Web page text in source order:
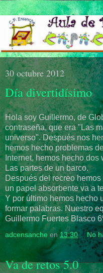
30 octubre 2012
Día divertidísimo
Hola soy Guillermo, de
contraseña, que era "Las
universo". Después nos
hemos hecho problemas
Internet, hemos hecho
Las partes de un barco.
Después del recreo
un papel absorbente va a
Y por último hemos hecho
formar palabras. Nuestro
Guillermo Fuertes Blasco
adcensanche en13:30 No
Va de retos 5.0